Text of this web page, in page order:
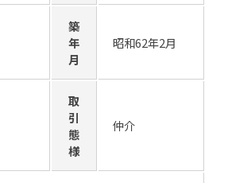
築
年
月
昭和62年2月
取
引
態
様
仲介